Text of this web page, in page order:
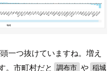
一つ抜けていますね。増え
。市町村だと
調布市 や 稲城